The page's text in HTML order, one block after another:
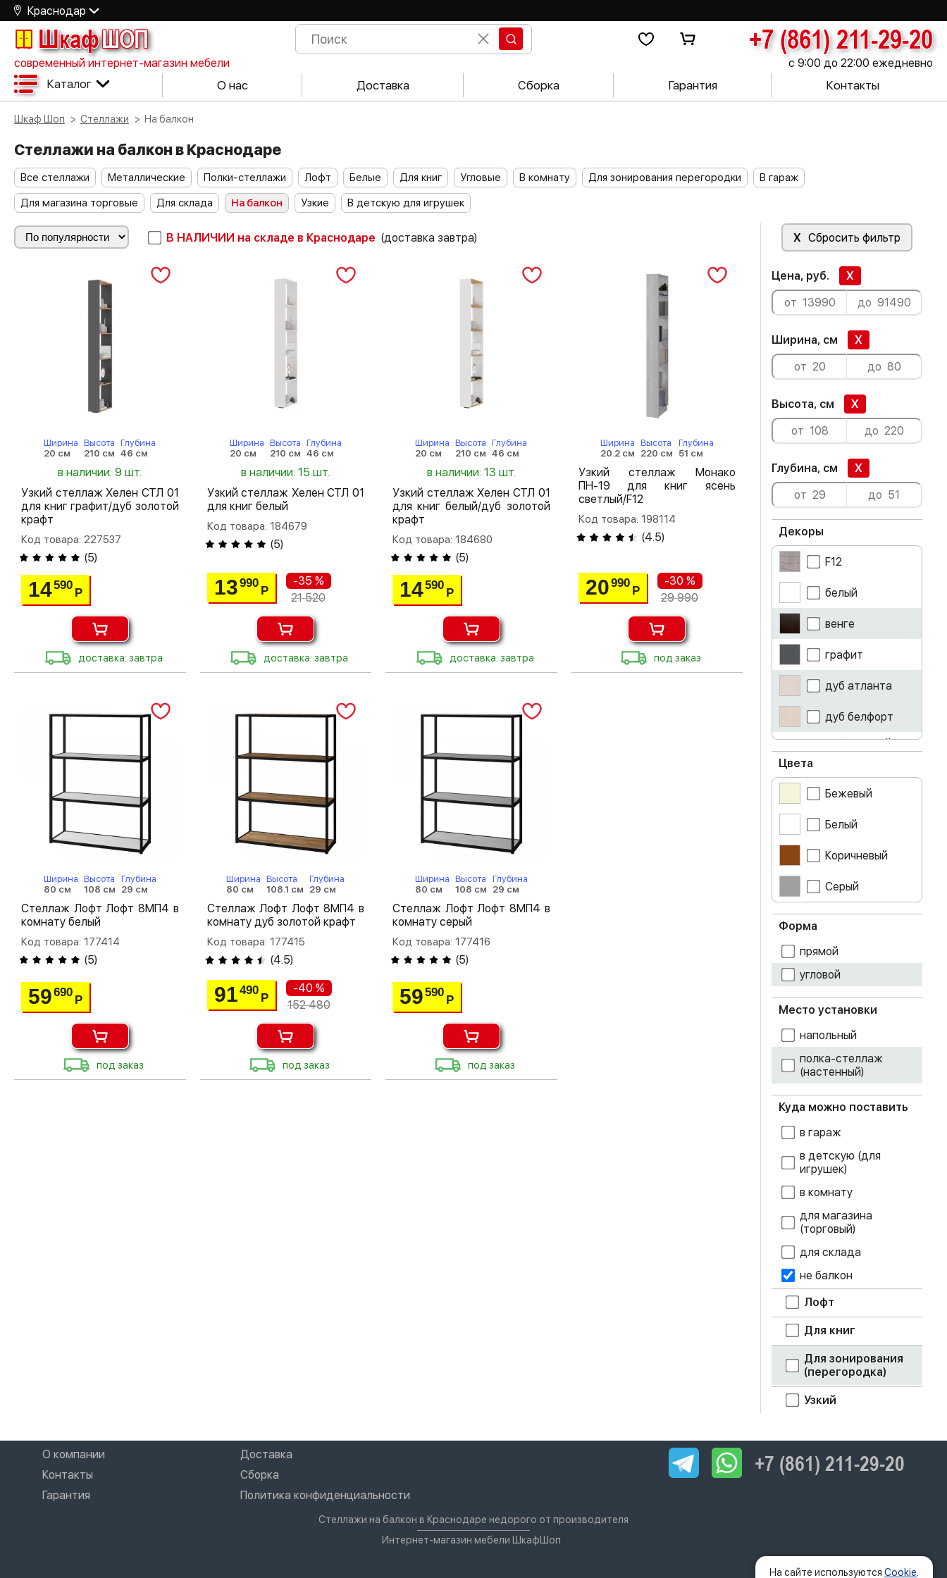
Краснодар
ШкафШОП +7 (861) 211-29-20
современный интернет-магазин мебели с 9:00 до 22:00 ежедневно
Каталог О нас Доставка Сборка Гарантия Контакты
Шкаф Шоп Стеллажи На балкон
Стеллажи на балкон в Краснодаре
Все стеллажи Металлические Полки-стеллажи Лофт Белые Для книг Угловые В комнату Для зонирования перегородки
В гараж
Для магазина торговые
Для склада На балкон Узкие В детскую для игрушек
В НАЛИЧИИ на складе в Краснодаре (доставка завтра)
Ширина
20 см
Высота
210 см
Глубина
46 см
в наличии: 9 шт.
Узкий стеллаж Хелен СТЛ 01
для книг графит/дуб золотой
крафт
Код товара: 227537
(5)
14590
Р
доставка: завтра
Ширина
20 см
Высота
210 см
Глубина
46 см
в наличии: 15 шт.
Узкий стеллаж Хелен СТЛ 01
для книг белый
Код товара: 184679
(5)
13990
Р
-35 %
21 520
доставка: завтра
Ширина
20 см
Высота
210 см
Глубина
46 см
в наличии: 13 шт.
Узкий стеллаж Хелен СТЛ 01
для книг белый/дуб золотой
крафт
Код товара: 184680
(5)
14590
Р
доставка: завтра
Ширина
20.2 см
Высота
220 см
Глубина
51 см
Узкий стеллаж Монако
ПН-19 для книг ясень
светлый/F12
Код товара: 198114
(4.5)
20990
Р
-30 %
29 990
под заказ
Ширина
80 см
Высота
108 см
Глубина
29 см
Стеллаж Лофт Лофт 8МП4 в
комнату белый
Код товара: 177414
(5)
59690
Р
под заказ
Ширина
80 см
Высота
108.1 см
Глубина
29 см
Стеллаж Лофт Лофт 8МП4 в
комнату дуб золотой крафт
Код товара: 177415
(4.5)
91490
Р
-40 %
152 480
под заказ
Ширина
80 см
Высота
108 см
Глубина
29 см
Стеллаж Лофт Лофт 8МП4 в
комнату серый
Код товара: 177416
(5)
59590
Р
под заказ
X Сбросить фильтр
Цена, руб. X
Ширина, см X
Высота, см X
Глубина, см X
Декоры
F12
белый
венге
графит
дуб атланта
дуб белфорт
дуб золотой
камень
лоредо
серый
ясень светлый
ясень темный
Цвета
Бежевый
Белый
Коричневый
Серый
Форма
прямой
угловой
Место установки
напольный
полка-стеллаж
(настенный)
Куда можно поставить
в гараж
в детскую (для
игрушек)
в комнату
для магазина
(торговый)
для склада
не балкон
Лофт
Для книг
Для зонирования
(перегородка)
Узкий
О компании
Доставка
Контакты
Сборка
Гарантия
Политика конфиденциальности
+7 (861) 211-29-20
Стеллажи на балкон в Краснодаре недорого от производителя
Интернет-магазин мебели ШкафШоп
На сайте используются Cookie